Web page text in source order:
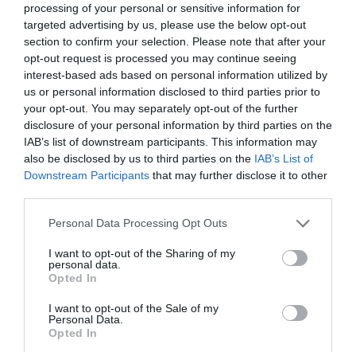
processing of your personal or sensitive information for
targeted advertising by us, please use the below opt-out
section to confirm your selection. Please note that after your
opt-out request is processed you may continue seeing
interest-based ads based on personal information utilized by
us or personal information disclosed to third parties prior to
your opt-out. You may separately opt-out of the further
disclosure of your personal information by third parties on the
IAB’s list of downstream participants. This information may
also be disclosed by us to third parties on the IAB’s List of
Downstream Participants that may further disclose it to other
Please note that this website/app uses one or more Google
not limited to your visit or usage behaviour. You may click to
grant or deny consent to Google and its third-party tags to
use your data for below specified purposes in below Google
consent section.
Personal Data Processing Opt Outs
I want to opt-out of the Sharing of my
personal data.
Opted In
I want to opt-out of the Sale of my
Personal Data.
Opted In
Τέλος στα χρέη των κληρονόμων - Τι αλλάζει
στο νομικό πλαίσιο με το νέο έτος
Το υπουργείο Δικαιοσύνης προχωρά σε μία από τις πιο
ουσιαστικές μεταρρυθμίσεις των τελευταίων ετών: την
πλήρη αναμόρφωση του Κληρονομικού Δικαίου.Το ν...